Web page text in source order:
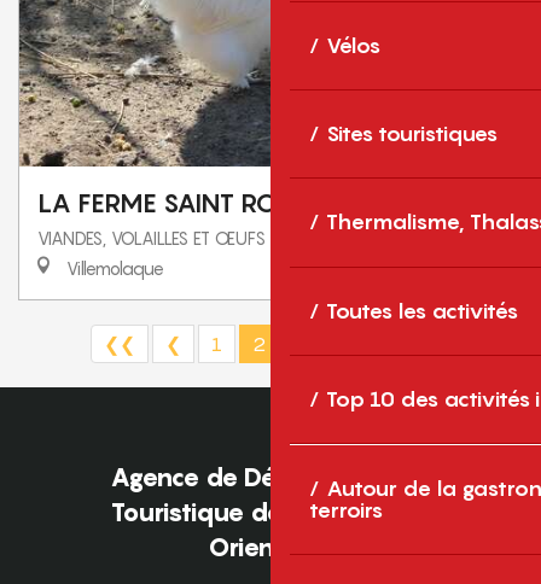
Vélos
Sites touristiques
Thermalisme,
Toutes les activités
Top 10 des activités
Autour de la
terroirs
LA FERME SAINT ROCH
VIANDES, VOLAILLES ET ŒUFS
Villemolaque
❮❮ ❮ 1 2
Agence de Développement
Touristique des Pyrénées-
Orientales